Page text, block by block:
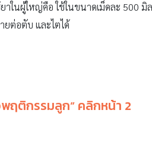
ในผู้ใหญ่คือ ใช้ในขนาดเม็ดละ 500 มิ
ยต่อตับ และไตได้
พฤติกรรมลูก” คลิกหน้า 2